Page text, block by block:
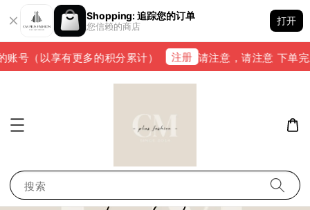
Shopping: 追踪您的订单
您信赖的商店
打开
号（以享有更多的积分累计） 注册 请注意，请注意 下单完
搜索